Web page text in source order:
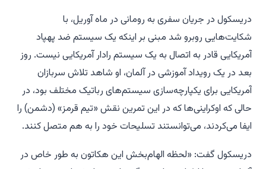
دریسکول در جریان سفری به رومانی در ماه آوریل، با
شکایت‌هایی روبرو شد مبنی بر اینکه یک سیستم ضد پهپاد
آمریکایی قادر به اتصال به یک سیستم رادار آمریکایی نیست. روز
بعد در یک رویداد آموزشی در آلمان، او شاهد تلاش سربازان
آمریکایی برای یکپارچه‌سازی سیستم‌های رباتیک مختلف بود، در
حالی که اوکراینی‌ها که در این تمرین نقش «تیم قرمز» (دشمن) را
ایفا می‌کردند، می‌توانستند تسلیحات خود را به هم متصل کنند.
دریسکول گفت: «لحظه الهام‌بخش این هکاتون به طور خاص در